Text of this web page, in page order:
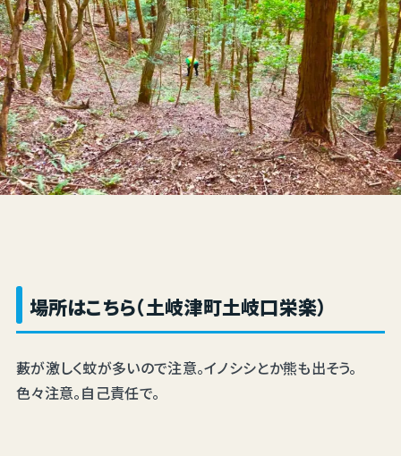
場所はこちら（土岐津町土岐口栄楽）
藪が激しく蚊が多いので注意。イノシシとか熊も出そう。
色々注意。自己責任で。